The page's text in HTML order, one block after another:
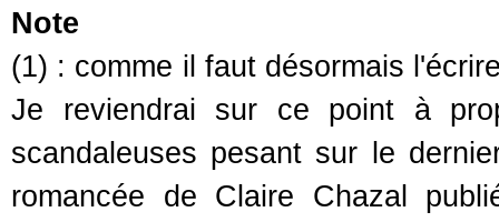
Note
(1) : comme il faut désormais
Je reviendrai sur ce point à
scandaleuses pesant sur le
romancée de Claire Chazal